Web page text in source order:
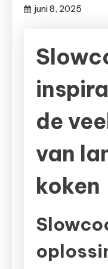
juni 8, 2025
de
van
koken